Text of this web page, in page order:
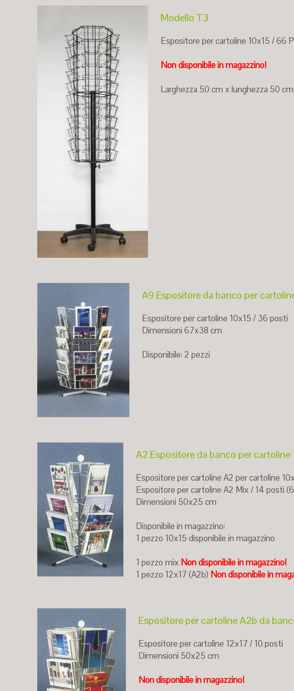
Modello T3
Espositore per cartoline 10x15 / 66
Non disponibile in magazzino!
Larghezza 50 cm x lunghezza 50
A9 Espositore da banco per
Espositore per cartoline 10x15 / 36 posti
Dimensioni 67x38 cm
Disponibile: 2 pezzi
A2 Espositore da banco per
Espositore per cartoline A2 per cartoline
Espositore per cartoline A2 Mix / 14 posti
Dimensioni 50x25 cm
Disponibile in magazzino:
1 pezzo 10x15 disponibile in magazzino
1 pezzo mix Non disponibile in magazzino!
1 pezzo 12x17 (A2b) Non disponibile in
Espositore per cartoline A2b da
Espositore per cartoline 12x17 / 10 posti
Dimensioni 50x25 cm
Non disponibile in magazzino!